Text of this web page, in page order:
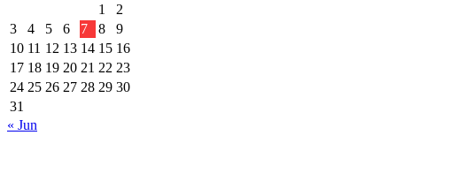
1
2
3
4 5 6 7 8
9
10 11 12 13 14 15 16
17 18 19 20 21 22 23
24 25 26 27 28 29 30
31
« Jun